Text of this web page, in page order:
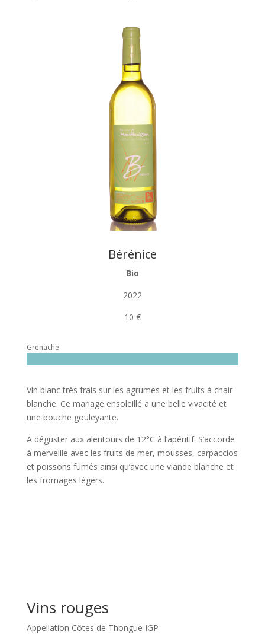
Bérénice
Bio
2022
10 €
Grenache
Vin blanc très frais sur les agrumes et les fruits à chair
blanche. Ce mariage ensoleillé a une belle vivacité et
une bouche gouleyante.
A déguster aux alentours de 12°C à l’apéritif. S’accorde
à merveille avec les fruits de mer, mousses, carpaccios
et poissons fumés ainsi qu’avec une viande blanche et
les fromages légers.
Vins rouges
Appellation Côtes de Thongue IGP